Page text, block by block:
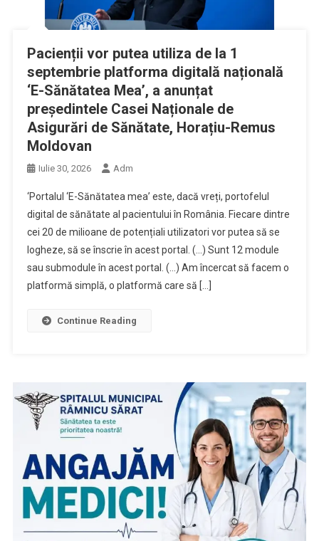
Pacienții vor putea utiliza de la 1
septembrie platforma digitală națională
‘E-Sănătatea Mea’, a anunțat
președintele Casei Naționale de
Asigurări de Sănătate, Horațiu-Remus
Moldovan
Iulie 30, 2026 Adm
‘Portalul ‘E-Sănătatea mea’ este, dacă vreți, portofelul
digital de sănătate al pacientului în România. Fiecare dintre
cei 20 de milioane de potențiali utilizatori vor putea să se
logheze, să se înscrie în acest portal. (…) Sunt 12 module
sau submodule în acest portal. (…) Am încercat să facem o
platformă simplă, o platformă care să […]
Continue Reading